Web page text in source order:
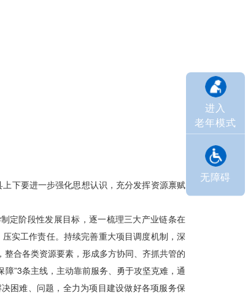
进入
老年模式
无障碍
下要进一步强化思想认识，充分发挥资源禀赋
定阶段性发展目标，逐一梳理三大产业链条在
实工作责任。持续完善重大项目调度机制，深
合各类资源要素，形成多方协同、齐抓共管的
”3条主线，主动靠前服务、勇于攻坚克难，通
困难、问题，全力为项目建设做好各项服务保